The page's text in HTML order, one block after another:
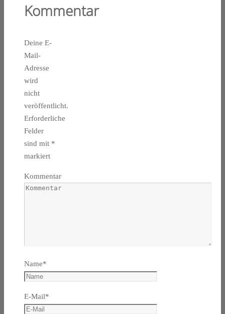
Kommentar
Deine E-
Mail-
Adresse
wird
nicht
veröffentlicht.
Erforderliche
Felder
sind mit *
markiert
Kommentar
Name*
E-Mail*